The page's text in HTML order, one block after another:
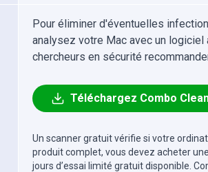
Pour éliminer d'éventuelles
analysez votre Mac avec un
chercheurs en sécurité
Téléchargez Combo
Un scanner gratuit vérifie si votre
produit complet, vous devez acheter
jours d’essai limité gratuit disponible.